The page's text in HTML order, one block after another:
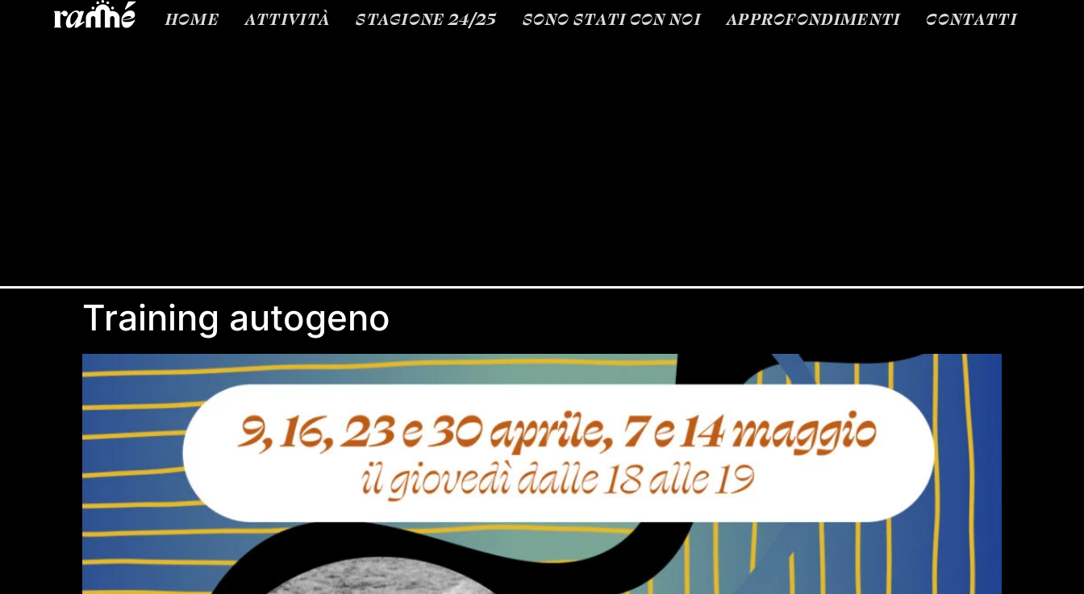
HOME ATTIVITÀ STAGIONE 24/25 SONO STATI CON NOI APPROFONDIMENTI CONTATTI
Training autogeno